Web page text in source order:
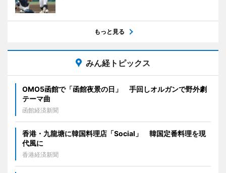
もっと見る
みん経トピックス
OMO5函館で「函館夜景の日」 手回しオルガンで野外劇
テーマ曲
函館経済新聞
香港・九龍塘に韓国料理店「Social」 韓国定番料理を現
代風に
香港経済新聞